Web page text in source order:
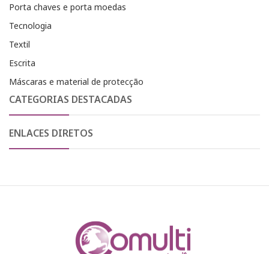
Porta chaves e porta moedas
Tecnologia
Textil
Escrita
Máscaras e material de protecção
CATEGORIAS DESTACADAS
ENLACES DIRETOS